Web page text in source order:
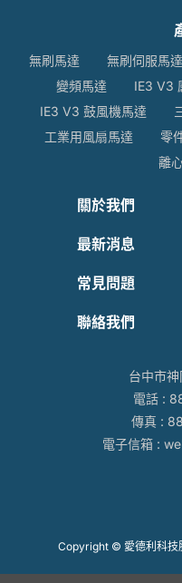
無刷馬達 無刷伺服馬達
變頻馬達
IE3 V3
IE3 V3 鼓風機馬達
工業用風扇馬達
零
離
關於我們
最新消息
常見問題
聯絡我們
台中市
電話 :
傳真 :
電子信箱 :
Copyright © 愛德利科技